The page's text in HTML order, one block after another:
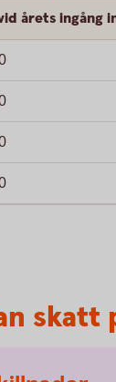
årets ingång
skatt